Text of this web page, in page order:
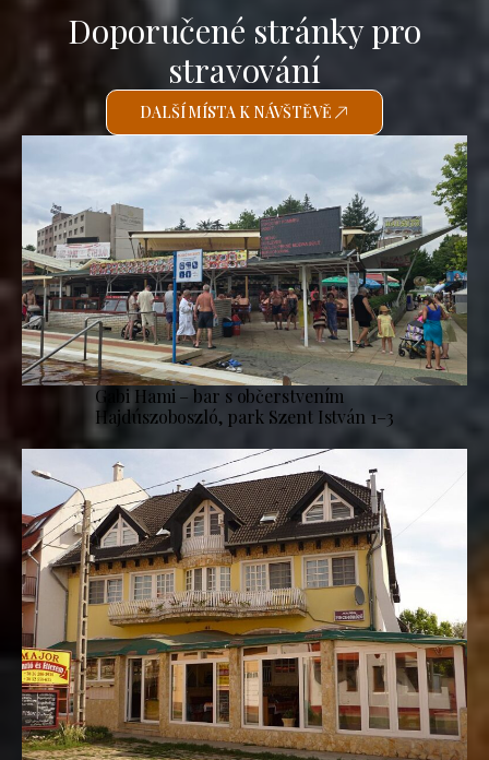
Doporučené stránky pro
stravování
DALŠÍ MÍSTA K NÁVŠTĚVĚ
Gabi Hami – bar s občerstvením
Hajdúszoboszló, park Szent István 1–3